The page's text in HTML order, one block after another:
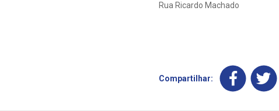
Rua Ricardo Machado
Compartilhar: